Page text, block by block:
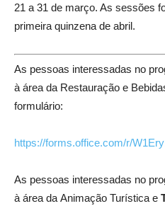
21 a 31 de março. As sessões
primeira quinzena de abril.
As pessoas interessadas no
à área da Restauração e
formulário:
https://forms.office.com/r/
As pessoas interessadas no
à área da Animação Turística e